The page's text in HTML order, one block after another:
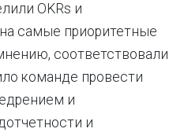
OKRs и
самые приоритетные
соответствовали
команде провести
и
и